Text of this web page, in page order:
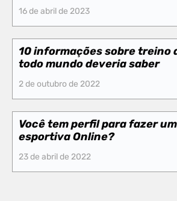
16 de abril de 2023
10 informações sobre treino
todo mundo deveria saber
2 de outubro de 2022
Você tem perfil para fazer
esportiva Online?
23 de abril de 2022